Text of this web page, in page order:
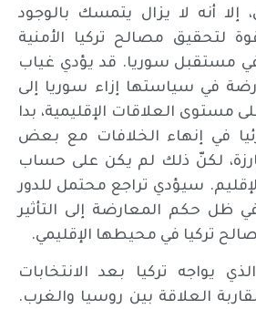
أنه لا يزال يتمسك بالوجود
لتحقيق مصالح تركيا الأمنية
مستقبل سوريا. قد يؤدي غياب
في سياستها إزاء سوريا إلى
مستوى العلاقات الإقليمية، بدا
في إنهاء الخلافات مع بعض
لكنّ ذلك لم يكن على حساب
سيؤدي تراجع محتمل للدور
في ظل حكم المعارضة إلى التأثير
تركيا في محيطها الإقليمي.
يواجه تركيا بعد الانتخابات
العلاقة بين روسيا والغرب.